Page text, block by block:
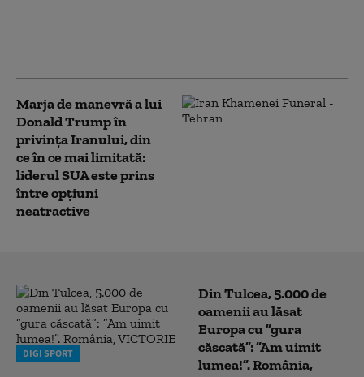
Marja de manevră a lui
Donald Trump în
privința Iranului, din
ce în ce mai limitată:
liderul SUA este prins
între opțiuni
neatractive
DIGI SPORT
Din Tulcea, 5.000 de
oamenii au lăsat
Europa cu ”gura
căscată”: ”Am uimit
lumea!”. România,